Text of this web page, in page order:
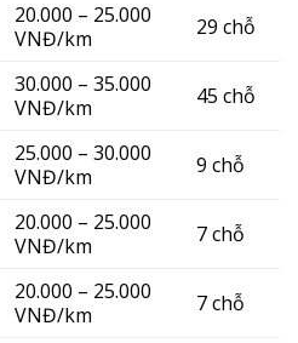
20.000 – 25.000
VNĐ/km
29 chỗ
30.000 – 35.000
VNĐ/km
45 chỗ
25.000 – 30.000
VNĐ/km
9 chỗ
20.000 – 25.000
VNĐ/km
7 chỗ
20.000 – 25.000
VNĐ/km
7 chỗ